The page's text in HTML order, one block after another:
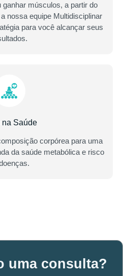
ganhar músculos, a partir do
nossa equipe Multidisciplinar
para você alcançar seus
na Saúde
corpórea para uma
da saúde metabólica e risco
uma consulta?